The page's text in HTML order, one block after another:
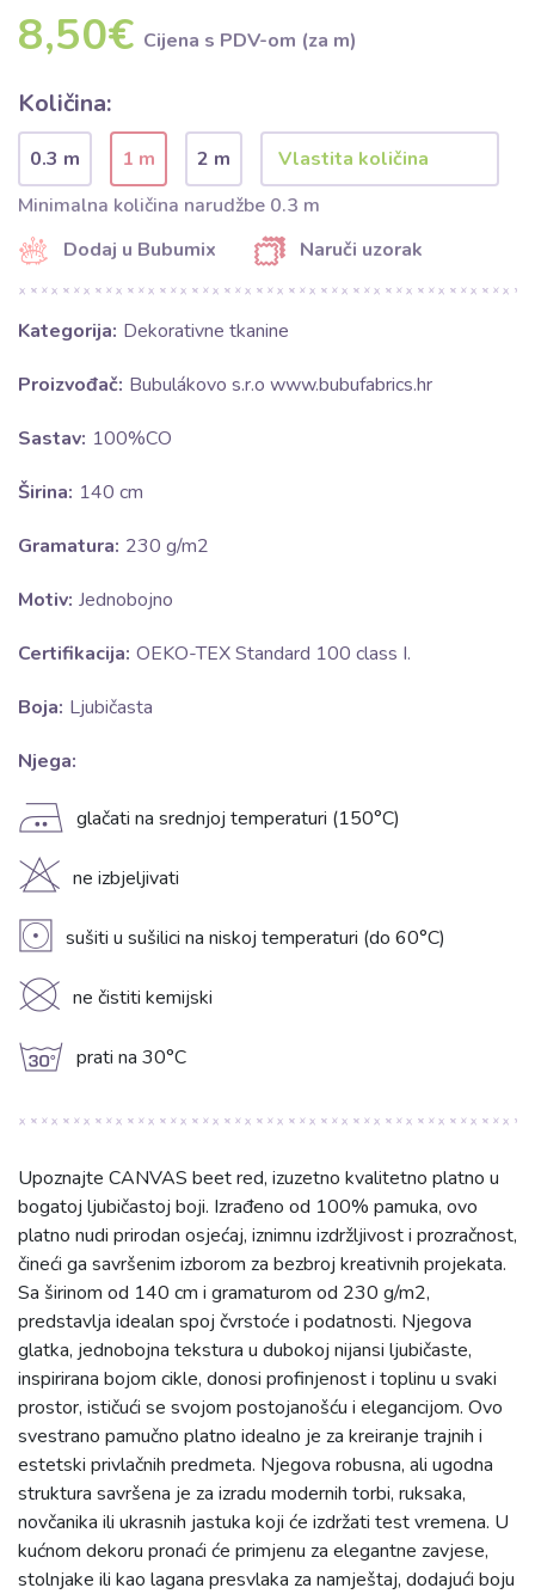
8,50€ Cijena s PDV-om (za m)
Količina:
0.3 m 1 m
2 m
Minimalna količina narudžbe 0.3 m
Dodaj u Bubumix
Naruči uzorak
Kategorija: Dekorativne tkanine
Proizvođač: Bubulákovo s.r.o www.bubufabrics.hr
Sastav: 100%CO
Širina: 140 cm
Gramatura: 230 g/m2
Motiv: Jednobojno
Certifikacija: OEKO-TEX Standard 100 class I.
Boja: Ljubičasta
Njega:
E glačati na srednjoj temperaturi (150°C)
H ne izbjeljivati
V sušiti u sušilici na niskoj temperaturi (do 60°C)
K ne čistiti kemijski
g prati na 30°C
Upoznajte CANVAS beet red, izuzetno kvalitetno platno u
bogatoj ljubičastoj boji. Izrađeno od 100% pamuka, ovo
platno nudi prirodan osjećaj, iznimnu izdržljivost i prozračnost,
čineći ga savršenim izborom za bezbroj kreativnih projekata.
Sa širinom od 140 cm i gramaturom od 230 g/m2,
predstavlja idealan spoj čvrstoće i podatnosti. Njegova
glatka, jednobojna tekstura u dubokoj nijansi ljubičaste,
inspirirana bojom cikle, donosi profinjenost i toplinu u svaki
prostor, ističući se svojom postojanošću i elegancijom. Ovo
svestrano pamučno platno idealno je za kreiranje trajnih i
estetski privlačnih predmeta. Njegova robusna, ali ugodna
struktura savršena je za izradu modernih torbi, ruksaka,
novčanika ili ukrasnih jastuka koji će izdržati test vremena. U
kućnom dekoru pronaći će primjenu za elegantne zavjese,
stolnjake ili kao lagana presvlaka za namještaj, dodajući boju